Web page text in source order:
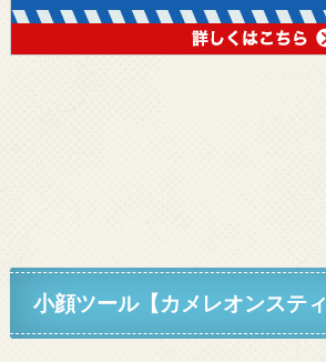
小顔ツール【カメレオンステ